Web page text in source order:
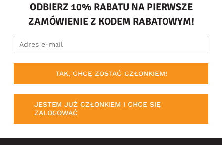
ODBIERZ 10% RABATU NA PIERWSZE
ZAMÓWIENIE Z KODEM RABATOWYM!
TAK, CHCĘ ZOSTAĆ CZŁONKIEM!
JESTEM JUŻ CZŁONKIEM I CHCE SIĘ
ZALOGOWAĆ